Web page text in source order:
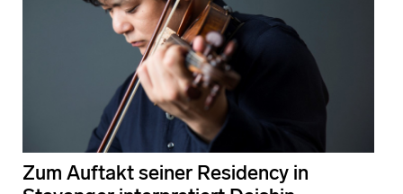
Zum Auftakt seiner Residency in